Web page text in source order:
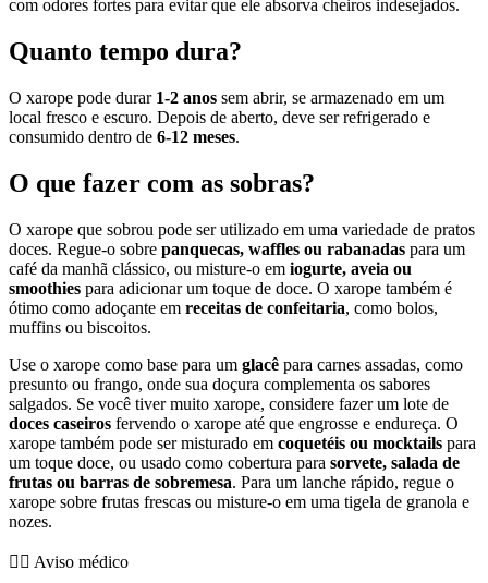
com odores fortes para evitar que ele absorva cheiros indesejados.
Quanto tempo dura?
O xarope pode durar 1-2 anos sem abrir, se armazenado em um
local fresco e escuro. Depois de aberto, deve ser refrigerado e
consumido dentro de 6-12 meses.
O que fazer com as sobras?
O xarope que sobrou pode ser utilizado em uma variedade de pratos
doces. Regue-o sobre panquecas, waffles ou rabanadas para um
café da manhã clássico, ou misture-o em iogurte, aveia ou
smoothies para adicionar um toque de doce. O xarope também é
ótimo como adoçante em receitas de confeitaria, como bolos,
muffins ou biscoitos.
Use o xarope como base para um glacê para carnes assadas, como
presunto ou frango, onde sua doçura complementa os sabores
salgados. Se você tiver muito xarope, considere fazer um lote de
doces caseiros fervendo o xarope até que engrosse e endureça. O
xarope também pode ser misturado em coquetéis ou mocktails para
um toque doce, ou usado como cobertura para sorvete, salada de
frutas ou barras de sobremesa. Para um lanche rápido, regue o
xarope sobre frutas frescas ou misture-o em uma tigela de granola e
nozes.
👨‍⚕️️ Aviso médico